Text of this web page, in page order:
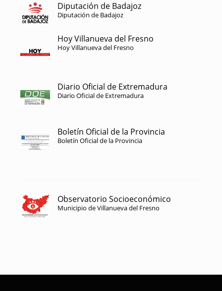
Diputación de Badajoz
Diputación de Badajoz
Hoy Villanueva del Fresno
Hoy Villanueva del Fresno
Diario Oficial de Extremadura
Diario Oficial de Extremadura
Boletín Oficial de la Provincia
Boletín Oficial de la Provincia
Observatorio Socioeconómico
Municipio de Villanueva del Fresno